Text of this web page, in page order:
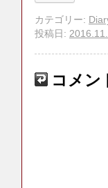
カテゴリー:
投稿日:
コメン